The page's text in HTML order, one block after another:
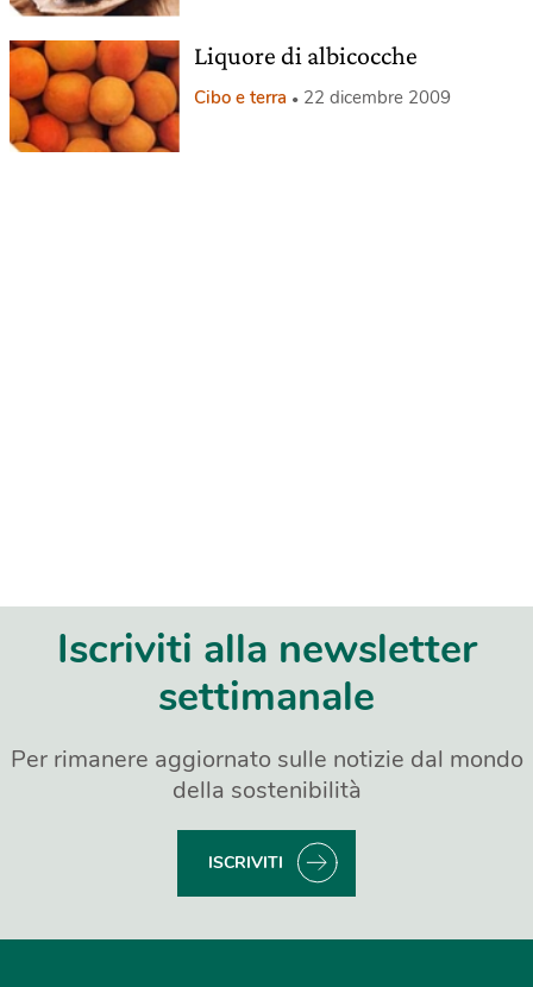
Liquore di albicocche
Cibo e terra 22 dicembre 2009
Iscriviti alla newsletter
settimanale
Per rimanere aggiornato sulle notizie dal mondo
della sostenibilità
ISCRIVITI